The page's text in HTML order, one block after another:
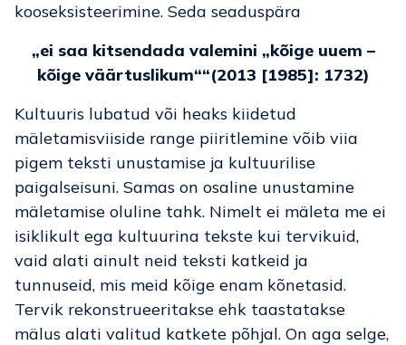
kooseksisteerimine. Seda seaduspära
„ei saa kitsendada valemini „kõige uuem –
kõige väärtuslikum““(2013 [1985]: 1732)
Kultuuris lubatud või heaks kiidetud
mäletamisviiside range piiritlemine võib viia
pigem teksti unustamise ja kultuurilise
paigalseisuni. Samas on osaline unustamine
mäletamise oluline tahk. Nimelt ei mäleta me ei
isiklikult ega kultuurina tekste kui tervikuid,
vaid alati ainult neid teksti katkeid ja
tunnuseid, mis meid kõige enam kõnetasid.
Tervik rekonstrueeritakse ehk taastatakse
mälus alati valitud katkete põhjal. On aga selge,